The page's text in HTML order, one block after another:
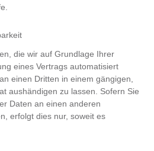
die wir auf Grundlage Ihrer
eines Vertrags automatisiert
einen Dritten in einem gängigen,
aushändigen zu lassen. Sofern Sie
Daten an einen anderen
erfolgt dies nur, soweit es